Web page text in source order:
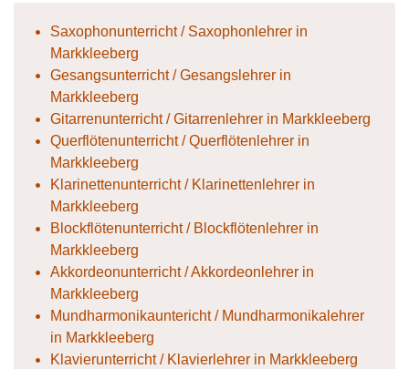
Saxophonunterricht / Saxophonlehrer in
Markkleeberg
Gesangsunterricht / Gesangslehrer in
Markkleeberg
Gitarrenunterricht / Gitarrenlehrer in Markkleeberg
Querflötenunterricht / Querflötenlehrer in
Markkleeberg
Klarinettenunterricht / Klarinettenlehrer in
Markkleeberg
Blockflötenunterricht / Blockflötenlehrer in
Markkleeberg
Akkordeonunterricht / Akkordeonlehrer in
Markkleeberg
Mundharmonikauntericht / Mundharmonikalehrer
in Markkleeberg
Klavierunterricht / Klavierlehrer in Markkleeberg